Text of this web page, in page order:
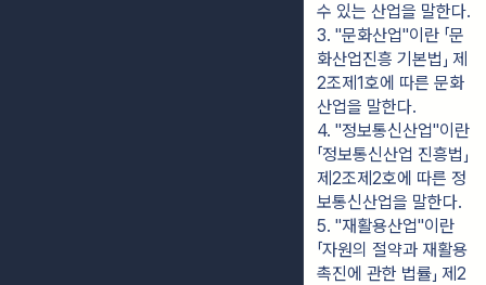
수 있는 산업을 말한다.
3. "문화산업"이란 「문
화산업진흥 기본법」 제
2조제1호에 따른 문화
산업을 말한다.
4. "정보통신산업"이란
「정보통신산업 진흥법」
제2조제2호에 따른 정
보통신산업을 말한다.
5. "재활용산업"이란
「자원의 절약과 재활용
촉진에 관한 법률」 제2